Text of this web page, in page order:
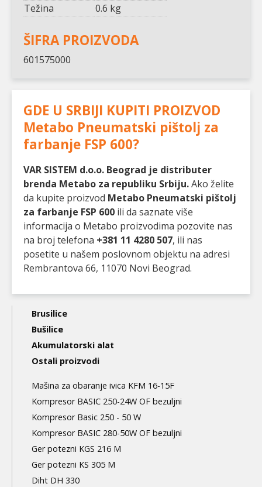
Težina 0.6 kg
ŠIFRA PROIZVODA
601575000
GDE U SRBIJI KUPITI PROIZVOD
Metabo Pneumatski pištolj za
farbanje FSP 600?
VAR SISTEM d.o.o. Beograd je distributer
brenda Metabo za republiku Srbiju.Ako želite
da kupite proizvod Metabo Pneumatski pištolj
za farbanje FSP 600 ili da saznate više
informacija o Metabo proizvodima pozovite nas
na broj telefona +381 11 4280 507, ili nas
posetite u našem poslovnom objektu na adresi
Rembrantova 66, 11070 Novi Beograd.
Main
navigation
3nd
Brusilice
Bušilice
Akumulatorski alat
Ostali proizvodi
Mašina za obaranje ivica KFM 16-15F
Kompresor BASIC 250-24W OF bezuljni
Kompresor Basic 250 - 50 W
Kompresor BASIC 280-50W OF bezuljni
Ger potezni KGS 216 M
Ger potezni KS 305 M
Diht DH 330